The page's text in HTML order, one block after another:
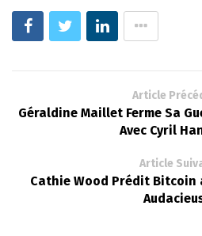
Article
Géraldine Maillet Ferme Sa
Avec Cyril
Article
Cathie Wood Prédit Bitcoin